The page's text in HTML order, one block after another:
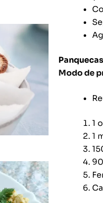
Modo de
1
1